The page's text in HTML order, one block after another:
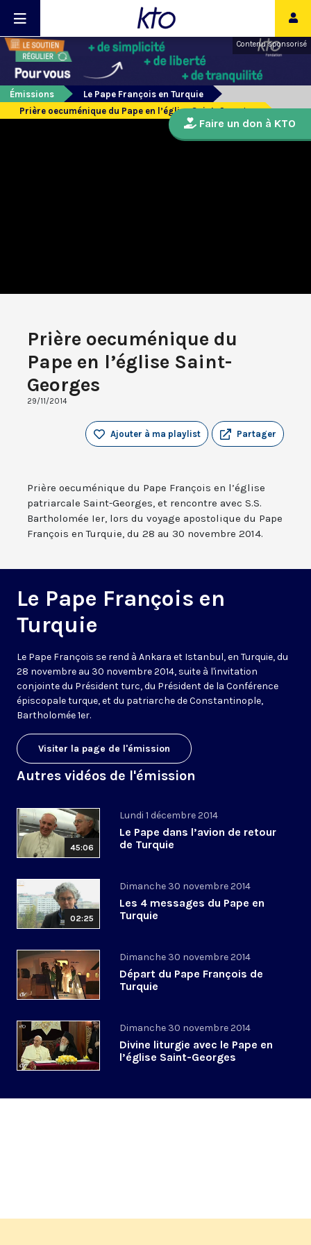
Contenu sponsorisé
Émissions
Le Pape François en Turquie
Prière oecuménique du Pape en l’église Saint-Georges
Prière oecuménique du
Pape en l’église Saint-
Georges
29/11/2014
Partager
Ajouter à ma playlist
Prière oecuménique du Pape François en l’église
patriarcale Saint-Georges, et rencontre avec S.S.
Bartholomée Ier, lors du voyage apostolique du Pape
François en Turquie, du 28 au 30 novembre 2014.
Le Pape François en
Turquie
Le Pape François se rend à Ankara et Istanbul, en Turquie, du
28 novembre au 30 novembre 2014, suite à l'invitation
conjointe du Président turc, du Président de la Conférence
épiscopale turque, et du patriarche de Constantinople,
Bartholomée 1er.
Visiter la page de l'émission
Autres vidéos de l'émission
45:06
Lundi 1 décembre 2014
Le Pape dans l’avion de retour
de Turquie
02:25
Dimanche 30 novembre 2014
Les 4 messages du Pape en
Turquie
Dimanche 30 novembre 2014
Départ du Pape François de
Turquie
Dimanche 30 novembre 2014
Divine liturgie avec le Pape en
l’église Saint-Georges
Faire un don à KTO